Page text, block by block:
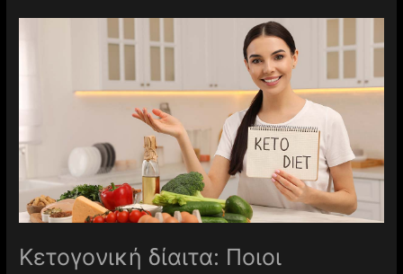
Kετογονική δίαιτα: Ποιοι